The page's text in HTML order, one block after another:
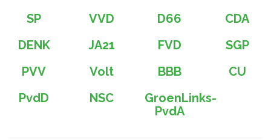
SP VVD D66
CDA
DENK
JA21 FVD
SGP
PVV
Volt BBB
CU
PvdD
NSC
GroenLinks-
PvdA